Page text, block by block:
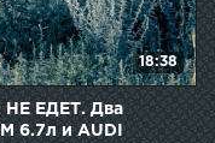
18:38
ЕДЕТ. Два
6.7л и AUDI